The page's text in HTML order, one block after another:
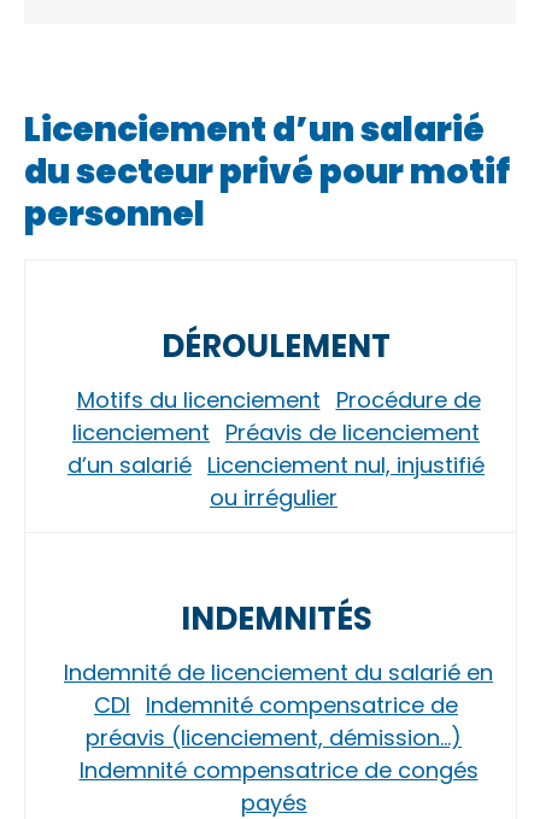
Licenciement d’un salarié
du secteur privé pour motif
personnel
DÉROULEMENT
Motifs du licenciement Procédure de
licenciement Préavis de licenciement
d’un salarié Licenciement nul, injustifié
ou irrégulier
INDEMNITÉS
Indemnité de licenciement du salarié en
CDI Indemnité compensatrice de
préavis (licenciement, démission…)
Indemnité compensatrice de congés
payés